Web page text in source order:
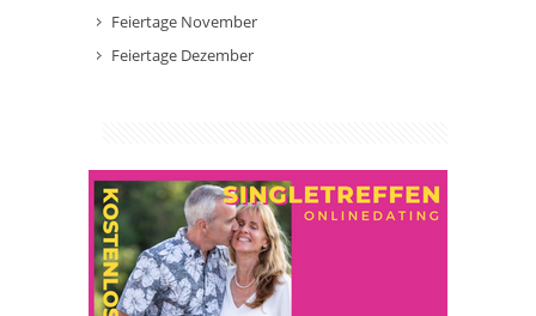
Feiertage November
Feiertage Dezember